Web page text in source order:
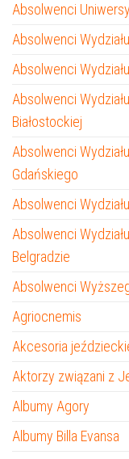
Absolwenci
Absolwenci
Absolwenci
Absolwenci
Białostockiej
Absolwenci
Gdańskiego
Absolwenci
Absolwenci
Belgradzie
Absolwenci
Agriocnemis
Akcesoria
Aktorzy związani z
Albumy Agory
Albumy Billa Evansa